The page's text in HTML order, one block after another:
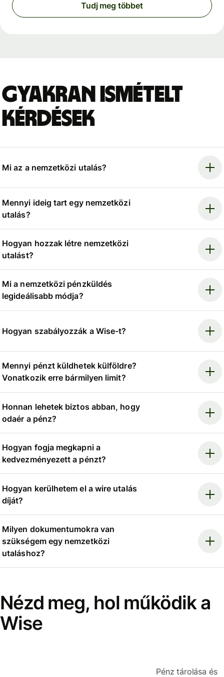
Tudj meg többet
Gyakran ismételt
kérdések
Mi az a nemzetközi utalás?
Mennyi ideig tart egy nemzetközi
utalás?
Hogyan hozzak létre nemzetközi
utalást?
Mi a nemzetközi pénzküldés
legideálisabb módja?
Hogyan szabályozzák a Wise-t?
Mennyi pénzt küldhetek külföldre?
Vonatkozik erre bármilyen limit?
Honnan lehetek biztos abban, hogy
odaér a pénz?
Hogyan fogja megkapni a
kedvezményezett a pénzt?
Hogyan kerülhetem el a wire utalás
díját?
Milyen dokumentumokra van
szükségem egy nemzetközi
utaláshoz?
Nézd meg, hol működik a
Wise
Pénz tárolása és